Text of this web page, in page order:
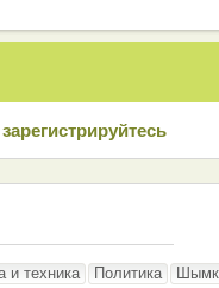
зарeгиcтрирyйтeсь
и техника Политика